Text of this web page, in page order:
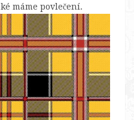
máme povlečení.